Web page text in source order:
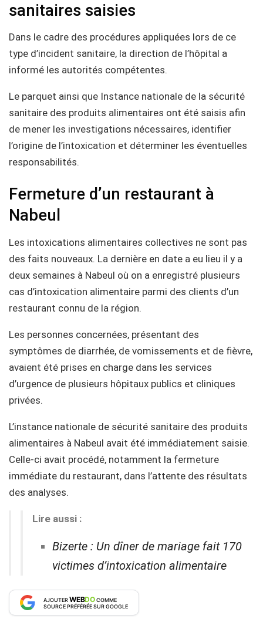
sanitaires saisies
Dans le cadre des procédures appliquées lors de ce
type d’incident sanitaire, la direction de l’hôpital a
informé les autorités compétentes.
Le parquet ainsi que Instance nationale de la sécurité
sanitaire des produits alimentaires ont été saisis afin
de mener les investigations nécessaires, identifier
l’origine de l’intoxication et déterminer les éventuelles
responsabilités.
Fermeture d’un restaurant à
Nabeul
Les intoxications alimentaires collectives ne sont pas
des faits nouveaux. La dernière en date a eu lieu il y a
deux semaines à Nabeul où on a enregistré plusieurs
cas d’intoxication alimentaire parmi des clients d’un
restaurant connu de la région.
Les personnes concernées, présentant des
symptômes de diarrhée, de vomissements et de fièvre,
avaient été prises en charge dans les services
d’urgence de plusieurs hôpitaux publics et cliniques
privées.
L’instance nationale de sécurité sanitaire des produits
alimentaires à Nabeul avait été immédiatement saisie.
Celle-ci avait procédé, notamment la fermeture
immédiate du restaurant, dans l’attente des résultats
des analyses.
Lire aussi :
Bizerte : Un dîner de mariage fait 170
victimes d’intoxication alimentaire
AJOUTERWEBDOCOMME
SOURCE PRÉFÉRÉE SUR GOOGLE